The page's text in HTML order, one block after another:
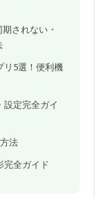
されない・
リ5選！便利機
設定完全ガイ
法
完全ガイド